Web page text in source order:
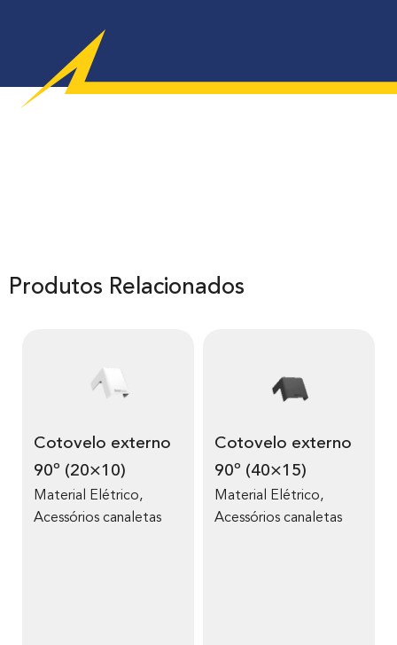
Produtos Relacionados
Cotovelo externo
90º (20×10)
Material Elétrico,
Acessórios canaletas
Cotovelo externo
90º (40×15)
Material Elétrico,
Acessórios canaletas